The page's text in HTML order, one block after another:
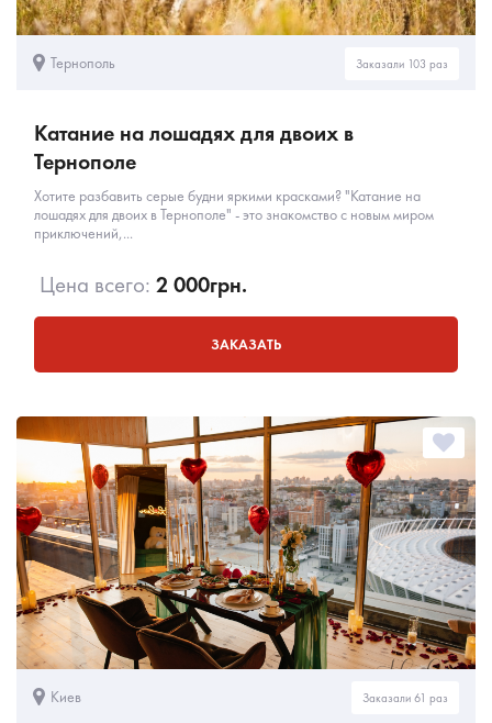
Тернополь Заказали 103 раз
Катание на лошадях для двоих в
Тернополе
Хотите разбавить серые будни яркими красками? "Катание на
лошадях для двоих в Тернополе" - это знакомство с новым миром
приключений,...
Цена всего: 2 000грн.
ЗАКАЗАТЬ
Киев Заказали 61 раз